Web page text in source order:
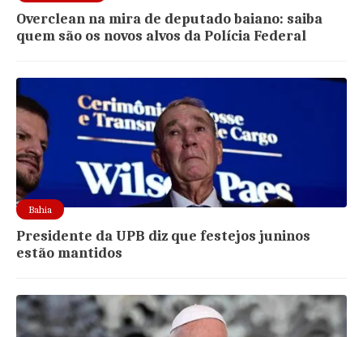
Overclean na mira de deputado baiano: saiba
quem são os novos alvos da Polícia Federal
Bahia
Presidente da UPB diz que festejos juninos
estão mantidos